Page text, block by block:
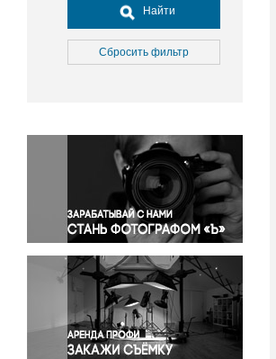
Досуг, туризм и отдых
Культура
Медицина
Окружающая среда
Политика
Правосудие
Происшествия и конфликты
Религия
Светская жизнь
Спорт
Экология
Экономика и бизнес
Найти
Сбросить фильтр